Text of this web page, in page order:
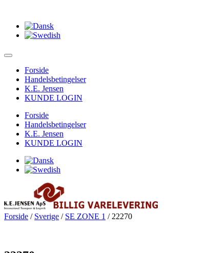
Forside
Handelsbetingelser
K.E. Jensen
KUNDE LOGIN
Forside
Handelsbetingelser
K.E. Jensen
KUNDE LOGIN
Forside / Sverige / SE ZONE 1 / 22270